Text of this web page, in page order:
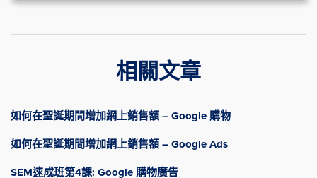
相關文章
如何在聖誕期間增加網上銷售額 – Google 購物
如何在聖誕期間增加網上銷售額 – Google Ads
SEM速成班第4課: Google 購物廣告